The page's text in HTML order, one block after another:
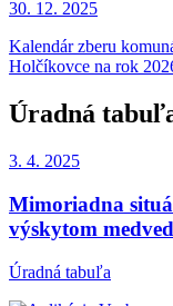
30. 12. 2025
Kalendár zberu
Holčíkovce na rok
Úradná
3. 4. 2025
Mimoriadna
výskytom
Úradná tabuľa